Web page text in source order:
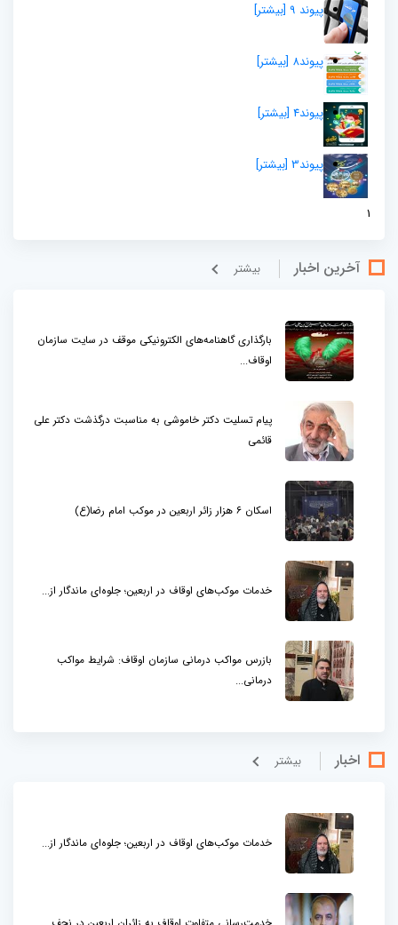
پیوند 9 [بيشتر]
پیوند8 [بيشتر]
پیوند4 [بيشتر]
پیوند3 [بيشتر]
1
آخرین اخبار بيشتر
بارگذاری گاهنامه‌های الکترونیکی موقف در سایت سازمان
اوقاف...
پیام تسلیت دکتر خاموشی به مناسبت درگذشت دکتر علی
قائمی
اسکان ۶ هزار زائر اربعین در موکب امام رضا(ع)
خدمات موکب‌های اوقاف در اربعین؛ جلوه‌ای ماندگار از...
بازرس مواکب درمانی سازمان اوقاف: شرایط مواکب
درمانی...
اخبار بيشتر
خدمات موکب‌های اوقاف در اربعین؛ جلوه‌ای ماندگار از...